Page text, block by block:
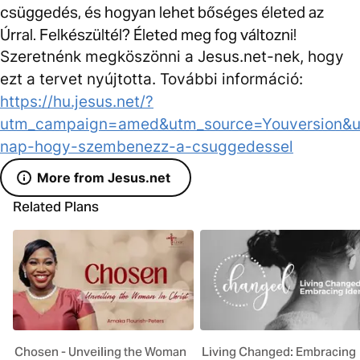
csüggedés, és hogyan lehet bőséges életed az
Úrral. Felkészültél? Életed meg fog változni!
Szeretnénk megköszönni a Jesus.net-nek, hogy
ezt a tervet nyújtotta. További információ:
https://hu.jesus.net/?
nap-hogy-szembenezz-a-csuggedessel
More from Jesus.net
Related Plans
Chosen - Unveiling the Woman
Living Changed: Embracing